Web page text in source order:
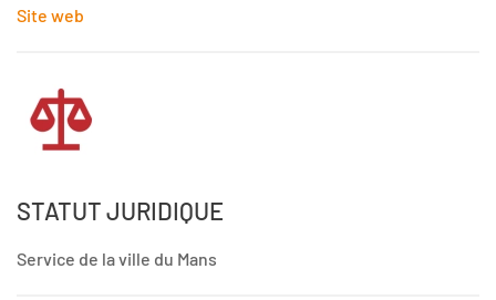
Site web
STATUT JURIDIQUE
Service de la ville du Mans